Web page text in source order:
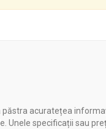
acuratețea
Unele specificații sau